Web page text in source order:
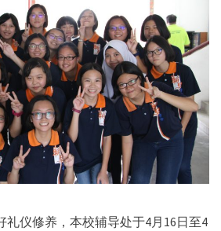
礼仪修养，本校辅导处于4月16日至4